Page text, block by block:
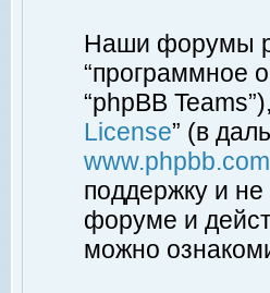
Наши форумы
“программное
“phpBB
License” (в
www.phpbb.com
поддержку и
форуме и
можно